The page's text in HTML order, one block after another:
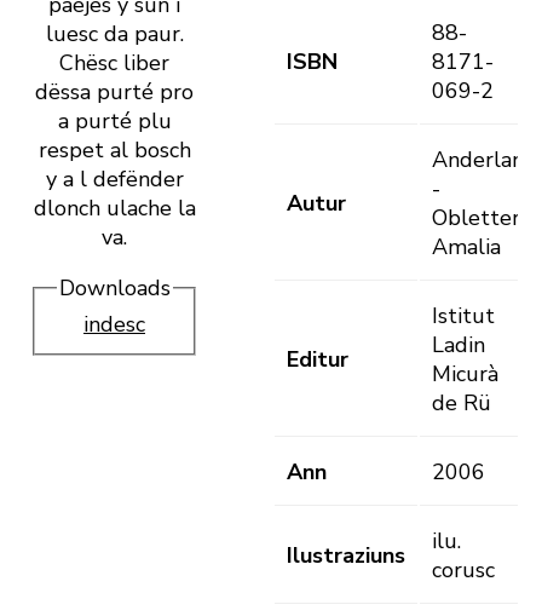
luesc da paur.
Chësc liber
dëssa purté pro
a purté plu
respet al bosch
y a l defënder
dlonch ulache la
va.
Downloads
indesc
ISBN
88-
8171-
069-2
Autur
Anderlan
-
Obletter,
Amalia
Editur
Istitut
Ladin
Micurà
de Rü
Ann 2006
Ilustraziuns
ilu.
corusc